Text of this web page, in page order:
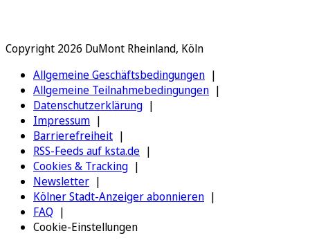
Copyright 2026 DuMont Rheinland, Köln
Allgemeine Geschäftsbedingungen
Allgemeine Teilnahmebedingungen
Datenschutzerklärung
Impressum
Barrierefreiheit
RSS-Feeds auf ksta.de
Cookies & Tracking
Newsletter
Kölner Stadt-Anzeiger abonnieren
FAQ
Cookie-Einstellungen